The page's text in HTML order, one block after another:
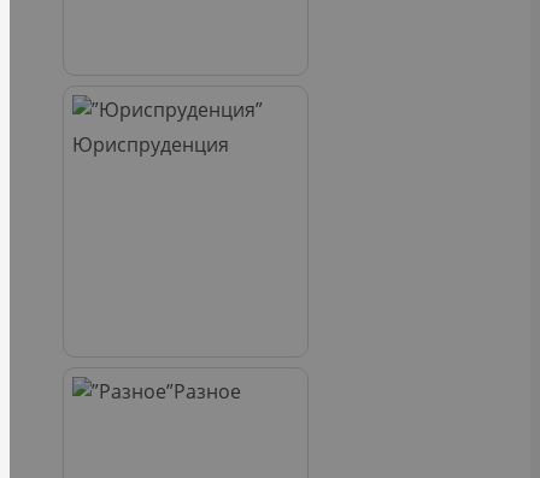
Юриспруденция
Разное